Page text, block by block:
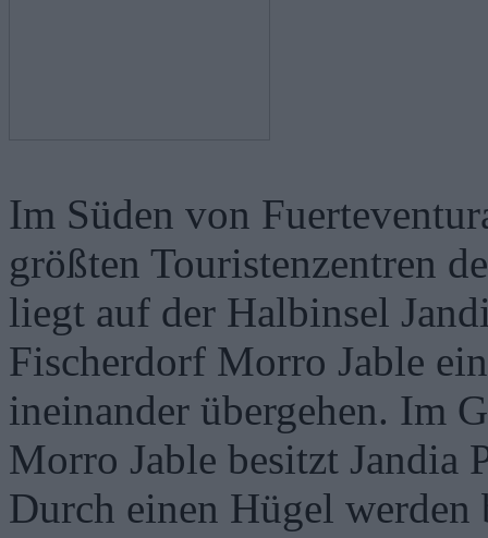
Im Süden von
größten Touristenzentren
liegt auf der Halbinsel
Fischerdorf Morro Jable
ineinander übergehen. Im
Morro Jable besitzt Jandia
Durch einen Hügel werden